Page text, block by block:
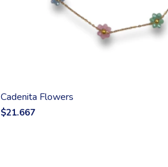
Cadenita Flowers
$21.667